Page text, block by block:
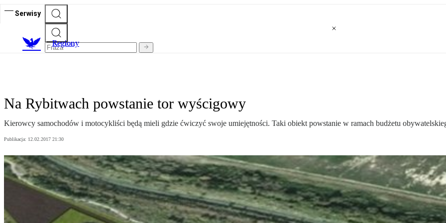
Serwisy
Regiony
Na Rybitwach powstanie tor wyścigowy
Kierowcy samochodów i motocykliści będą mieli gdzie ćwiczyć swoje umiejętności. Taki obiekt powstanie w ramach budżetu
Publikacja: 12.02.2017 21:30